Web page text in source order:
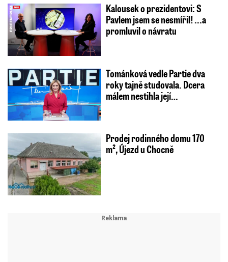
Kalousek o prezidentovi: S
Pavlem jsem se nesmířil! ...a
promluvil o návratu
Tománková vedle Partie dva
roky tajně studovala. Dcera
málem nestihla její…
Prodej rodinného domu 170
m², Újezd u Chocně